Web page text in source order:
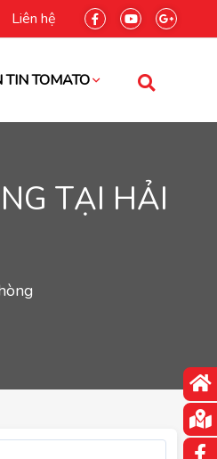
Liên hệ
TIN TOMATO
TẠI HẢI